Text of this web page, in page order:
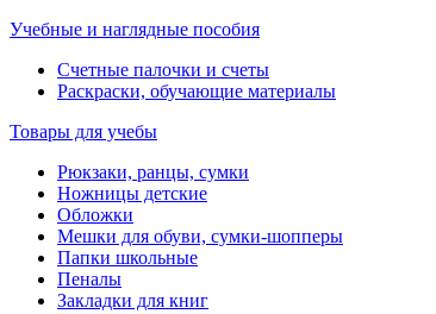
Учебные и наглядные пособия
Счетные палочки и счеты
Раскраски, обучающие материалы
Товары для учебы
Рюкзаки, ранцы, сумки
Ножницы детские
Обложки
Мешки для обуви, сумки-шопперы
Папки школьные
Пеналы
Закладки для книг